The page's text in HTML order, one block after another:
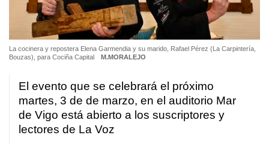
La cocinera y repostera Elena Garmendia y su marido, Rafael Pérez (La Carpintería,
Bouzas), para Cociña Capital
M.MORALEJO
El evento que se celebrará el próximo
martes, 3 de de marzo, en el auditorio Mar
de Vigo está abierto a los suscriptores y
lectores de La Voz